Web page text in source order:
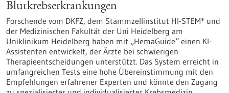
Blutkrebserkrankungen
Forschende vom DKFZ, dem Stammzellinstitut HI-STEM* und
der Medizinischen Fakultät der Uni Heidelberg am
Uniklinikum Heidelberg haben mit „HemaGuide“ einen KI-
Assistenten entwickelt, der Ärzte bei schwierigen
Therapieentscheidungen unterstützt. Das System erreicht in
umfangreichen Tests eine hohe Übereinstimmung mit den
Empfehlungen erfahrener Experten und könnte den Zugang